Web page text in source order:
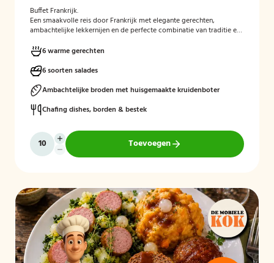
Buffet Frankrijk.
Een smaakvolle reis door Frankrijk met elegante gerechten,
ambachtelijke lekkernijen en de perfecte combinatie van traditie en
optioneel dessert zoals crème brûlée met vanille-ijs.
bestellen zonder borden en bestek!Heeft u een voorkeur voor een
tijdstip? Vermeld dit gerust bij de opmerkingen tijdens het
afrekenen.
6 warme gerechten
6 soorten salades
Ambachtelijke broden met huisgemaakte kruidenboter
Chafing dishes, borden & bestek
Toevoegen